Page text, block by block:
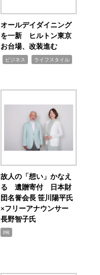
オールデイダイニング
を一新 ヒルトン東京
お台場、改装進む
ビジネス ライフスタイル
故人の「想い」かなえ
る 遺贈寄付 日本財
団名誉会長 笹川陽平氏
×フリーアナウンサー
長野智子氏
PR